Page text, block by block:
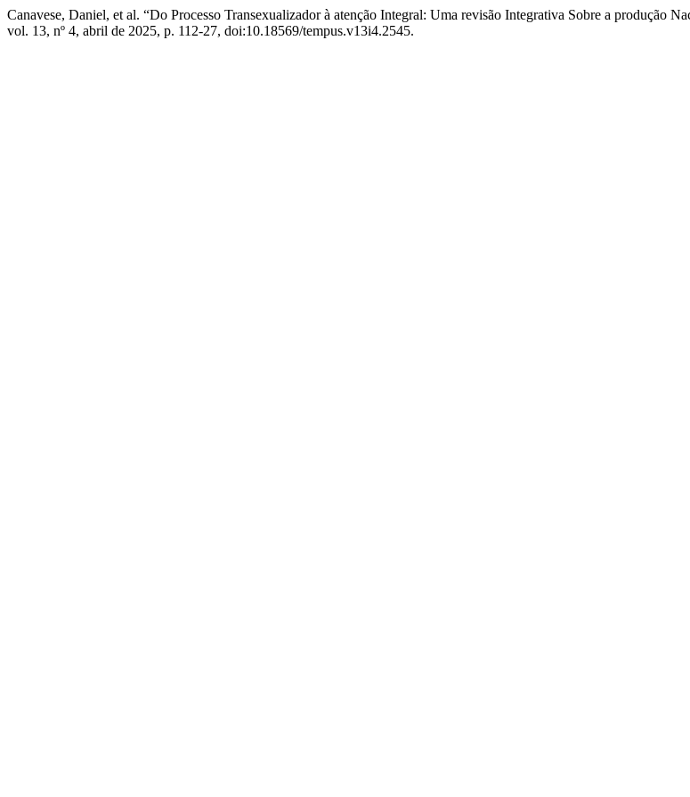
Canavese, Daniel, et al. “Do Processo Transexualizador à atenção Integral: Uma revisão Integrativa Sobre a produção
vol. 13, nº 4, abril de 2025, p. 112-27, doi:10.18569/tempus.v13i4.2545.